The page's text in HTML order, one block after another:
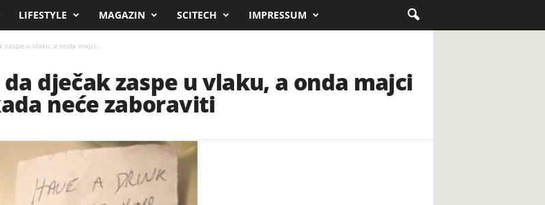
LIFESTYLE MAGAZIN SCITECH IMPRESSUM
zaspe u vlaku, a onda majci...
da dječak zaspe u vlaku, a onda majci
neće zaboraviti